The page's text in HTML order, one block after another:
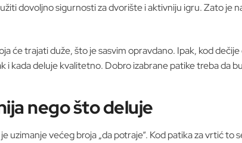
dovoljno sigurnosti za dvorište i aktivniju igru. Zato je
će trajati duže, što je sasvim opravdano. Ipak, kod
i kada deluje kvalitetno. Dobro izabrane patike treba da
nego što deluje
uzimanje većeg broja „da potraje“. Kod patika za vrtić